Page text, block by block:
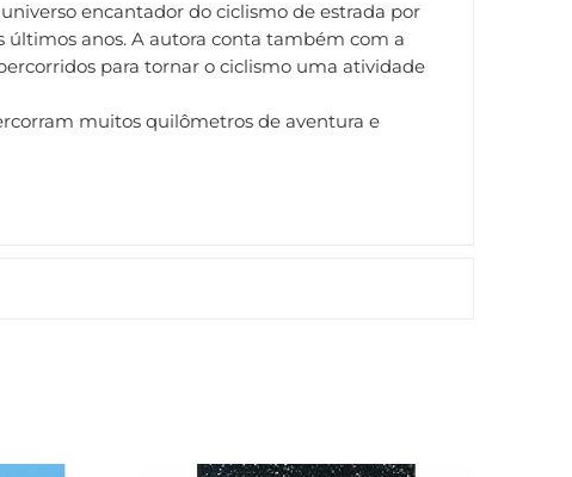
encantador do ciclismo de estrada por
últimos anos. A autora conta também com a
para tornar o ciclismo uma atividade
muitos quilômetros de aventura e